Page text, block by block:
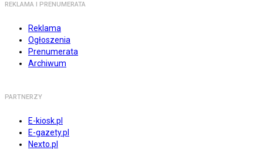
REKLAMA I PRENUMERATA
Reklama
Ogłoszenia
Prenumerata
Archiwum
PARTNERZY
E-kiosk.pl
E-gazety.pl
Nexto.pl